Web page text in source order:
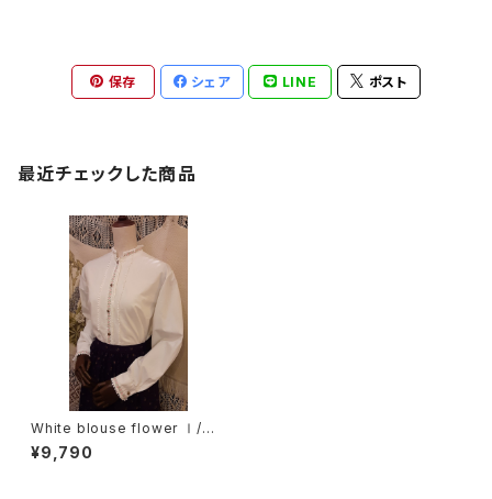
保存 シェア LINE ポスト
最近チェックした商品
White blouse flower Ⅰ/ホ
ワイトブラウス花刺繍 Ⅰ
¥9,790